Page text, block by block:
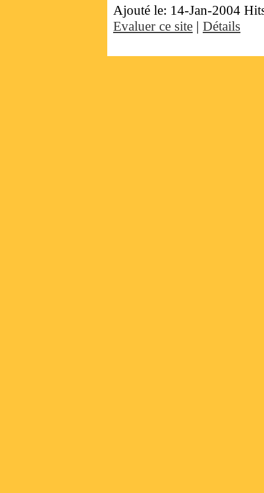
Ajouté le: 14-Jan-2004
Evaluer ce site | Détails